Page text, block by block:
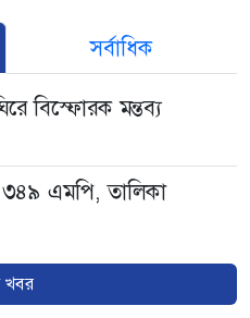
সর্বাধিক
বিস্ফোরক মন্তব্য
৩৪৯ এমপি, তালিকা
বিনিয়োগ ও দক্ষতা উন্নয়ন
খবর